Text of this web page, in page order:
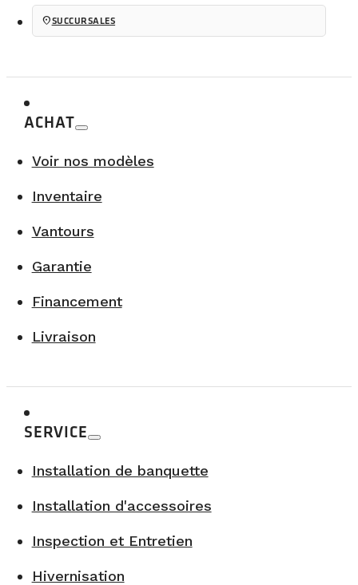
location_onSUCCURSALES
ACHAT
Voir nos modèles
Inventaire
Vantours
Garantie
Financement
Livraison
SERVICE
Installation de banquette
Installation d'accessoires
Inspection et Entretien
Hivernisation